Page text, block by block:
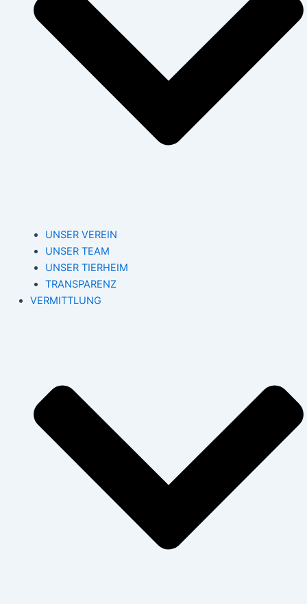
UNSER VEREIN
UNSER TEAM
UNSER TIERHEIM
TRANSPARENZ
VERMITTLUNG